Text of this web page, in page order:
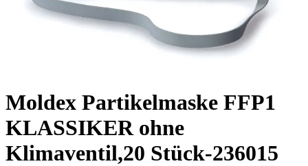
Moldex Partikelmaske FFP1
KLASSIKER ohne
Klimaventil,20 Stück-236015